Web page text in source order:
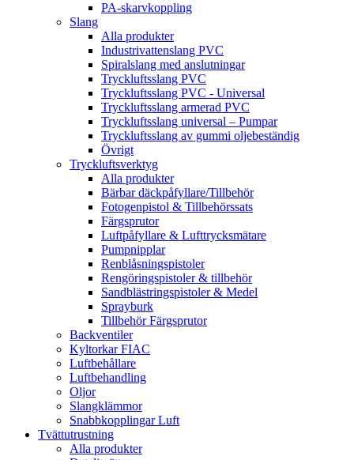
PA-skarvkoppling
Slang
Alla produkter
Industrivattenslang PVC
Spiralslang med anslutningar
Tryckluftsslang PVC
Tryckluftsslang PVC - Universal
Tryckluftsslang armerad PVC
Tryckluftsslang universal – Pumpar
Tryckluftsslang av gummi oljebeständig
Övrigt
Tryckluftsverktyg
Alla produkter
Bärbar däckpåfyllare/Tillbehör
Fotogenpistol & Tillbehörssats
Färgsprutor
Luftpåfyllare & Lufttrycksmätare
Pumpnipplar
Renblåsningspistoler
Rengöringspistoler & tillbehör
Sandblästringspistoler & Medel
Sprayburk
Tillbehör Färgsprutor
Backventiler
Kyltorkar FIAC
Luftbehållare
Luftbehandling
Oljor
Slangklämmor
Snabbkopplingar Luft
Tvättutrustning
Alla produkter